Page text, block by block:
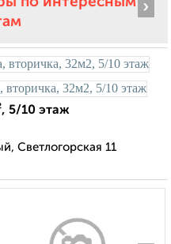
›
5/10 этаж
Светлогорская 11